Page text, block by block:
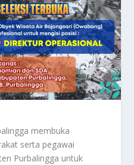
membuka
serta pegawai
Purbalingga untuk